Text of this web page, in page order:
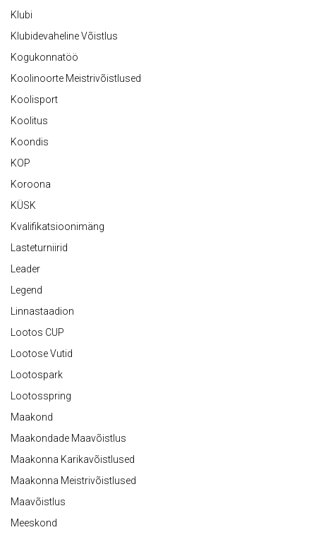
Klubi
Klubidevaheline Võistlus
Kogukonnatöö
Koolinoorte Meistrivõistlused
Koolisport
Koolitus
Koondis
KOP
Koroona
KÜSK
Kvalifikatsioonimäng
Lasteturniirid
Leader
Legend
Linnastaadion
Lootos CUP
Lootose Vutid
Lootospark
Lootosspring
Maakond
Maakondade Maavõistlus
Maakonna Karikavõistlused
Maakonna Meistrivõistlused
Maavõistlus
Meeskond